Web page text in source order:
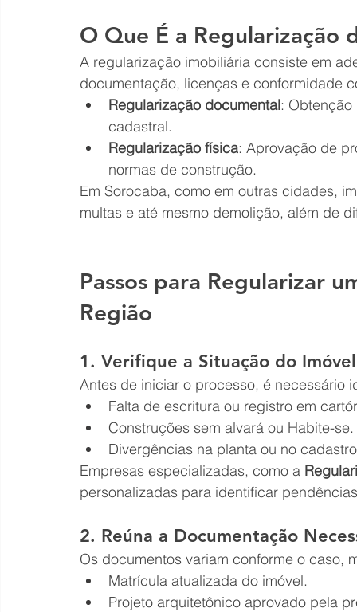
O Que É a Regularização
A regularização imobiliária consiste em
documentação, licenças e conformidade
Regularização documental:
cadastral.
Regularização física: Aprovação de
normas de construção.
Em Sorocaba, como em outras cidades,
multas e até mesmo demolição, além de
Passos para Regularizar
Região
1. Verifique a Situação do Imóvel
Antes de iniciar o processo, é necessário
Falta de escritura ou registro em
Construções sem alvará ou Habite-se.
Divergências na planta ou no
Empresas especializadas, como a
personalizadas para identificar
2. Reúna a Documentação
Os documentos variam conforme o caso,
Matrícula atualizada do imóvel.
Projeto arquitetônico aprovado pela